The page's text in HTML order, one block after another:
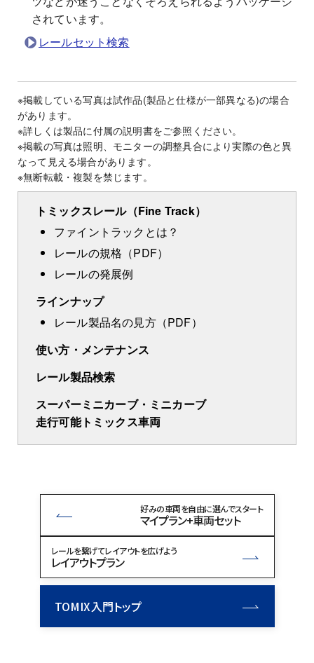
されています。
レールセット検索
※掲載している写真は試作品(製品と仕様が一部異なる)の場合
があります。
※詳しくは製品に付属の説明書をご参照ください。
※掲載の写真は照明、モニターの調整具合により実際の色と異
なって見える場合があります。
※無断転載・複製を禁じます。
トミックスレール（Fine Track）
ファイントラックとは？
レールの規格（PDF）
レールの発展例
ラインナップ
レール製品名の見方（PDF）
使い方・メンテナンス
レール製品検索
スーパーミニカーブ・ミニカーブ
走行可能トミックス車両
好みの車両を自由に選んでスタート
マイプラン+車両セット
レールを繋げてレイアウトを広げよう
レイアウトプラン
TOMIX入門トップ